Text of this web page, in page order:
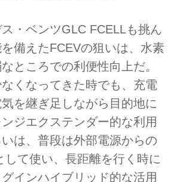
・ベンツGLC FCELLも挑ん
備えたFCEVの狙いは、水素
ところでの利便性向上だ。
くなってきた時でも、充電
を継ぎ足しながら目的地に
ジエクステンダー的な利用
は、普段は外部電源からの
して使い、長距離を行く時に
インハイブリッド的な活用